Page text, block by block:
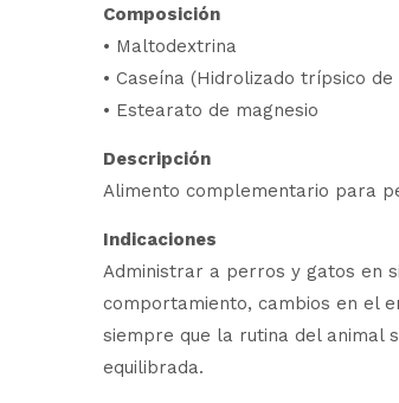
Composición
• Maltodextrina
• Caseína (Hidrolizado trípsico de
• Estearato de magnesio
Descripción
Alimento complementario para
Indicaciones
Administrar a perros y gatos en
comportamiento, cambios en el
siempre que la rutina del animal
equilibrada.